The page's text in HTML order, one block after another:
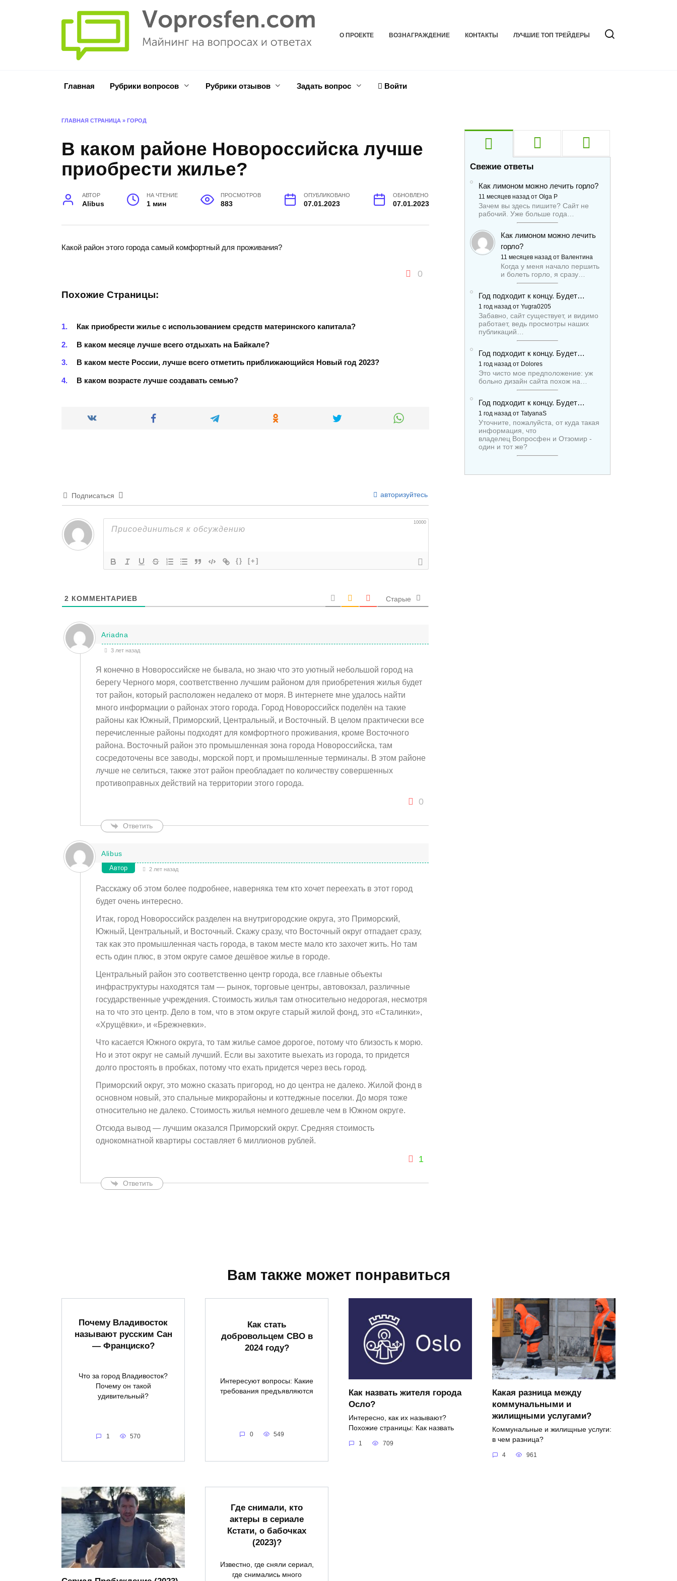
О ПРОЕКТЕ ВОЗНАГРАЖДЕНИЕ КОНТАКТЫ ЛУЧШИЕ ТОП ТРЕЙДЕРЫ
Главная Рубрики вопросов Рубрики отзывов Задать вопрос Войти
ГЛАВНАЯ СТРАНИЦА » ГОРОД
В каком районе Новороссийска лучше
приобрести жилье?
АВТОР
Alibus
НА ЧТЕНИЕ
1 мин
ПРОСМОТРОВ
883
ОПУБЛИКОВАНО
07.01.2023
ОБНОВЛЕНО
07.01.2023
Какой район этого города самый комфортный для проживания?
0
Похожие Страницы:
Как приобрести жилье с использованием средств материнского капитала?
В каком месяце лучше всего отдыхать на Байкале?
В каком месте России, лучше всего отметить приближающийся Новый год 2023?
В каком возрасте лучше создавать семью?
Подписаться авторизуйтесь
10000
{} [+]
2 КОММЕНТАРИЕВ Старые
Ariadna
3 лет назад
Я конечно в Новороссийске не бывала, но знаю что это уютный небольшой город на
берегу Черного моря, соответственно лучшим районом для приобретения жилья будет
тот район, который расположен недалеко от моря. В интернете мне удалось найти
много информации о районах этого города. Город Новороссийск поделён на такие
районы как Южный, Приморский, Центральный, и Восточный. В целом практически все
перечисленные районы подходят для комфортного проживания, кроме Восточного
района. Восточный район это промышленная зона города Новороссийска, там
сосредоточены все заводы, морской порт, и промышленные терминалы. В этом районе
лучше не селиться, также этот район преобладает по количеству совершенных
противоправных действий на территории этого города.
0
Ответить
Alibus
Автор 2 лет назад
Расскажу об этом более подробнее, наверняка тем кто хочет переехать в этот город
будет очень интересно.
Итак, город Новороссийск разделен на внутригородские округа, это Приморский,
Южный, Центральный, и Восточный. Скажу сразу, что Восточный округ отпадает сразу,
так как это промышленная часть города, в таком месте мало кто захочет жить. Но там
есть один плюс, в этом округе самое дешёвое жилье в городе.
Центральный район это соответственно центр города, все главные объекты
инфраструктуры находятся там — рынок, торговые центры, автовокзал, различные
государственные учреждения. Стоимость жилья там относительно недорогая, несмотря
на то что это центр. Дело в том, что в этом округе старый жилой фонд, это «Сталинки»,
«Хрущёвки», и «Брежневки».
Что касается Южного округа, то там жилье самое дорогое, потому что близость к морю.
Но и этот округ не самый лучший. Если вы захотите выехать из города, то придется
долго простоять в пробках, потому что ехать придется через весь город.
Приморский округ, это можно сказать пригород, но до центра не далеко. Жилой фонд в
основном новый, это спальные микрорайоны и коттеджные поселки. До моря тоже
относительно не далеко. Стоимость жилья немного дешевле чем в Южном округе.
Отсюда вывод — лучшим оказался Приморский округ. Средняя стоимость
однокомнатной квартиры составляет 6 миллионов рублей.
1
Ответить
Свежие ответы
Как лимоном можно лечить горло?
11 месяцев назад от Olga P
Зачем вы здесь пишите? Сайт не
рабочий. Уже больше года…
Как лимоном можно лечить
горло?
11 месяцев назад от Валентина
Когда у меня начало першить
и болеть горло, я сразу…
Год подходит к концу. Будет…
1 год назад от Yugra0205
Забавно, сайт существует, и видимо
работает, ведь просмотры наших
публикаций…
Год подходит к концу. Будет…
1 год назад от Dolores
Это чисто мое предположение: уж
больно дизайн сайта похож на…
Год подходит к концу. Будет…
1 год назад от TatyanaS
Уточните, пожалуйста, от куда такая
информация, что
владелец Вопросфен и Отзомир -
один и тот же?
Вам также может понравиться
Почему Владивосток
называют русским Сан
— Франциско?
Что за город Владивосток?
Почему он такой
удивительный?
1 570
Как стать
добровольцем СВО в
2024 году?
Интересуют вопросы: Какие
требования предъявляются
0 549
Как назвать жителя города
Осло?
Интересно, как их называют?
Похожие страницы: Как назвать
1 709
Какая разница между
коммунальными и
жилищными услугами?
Коммунальные и жилищные услуги:
в чем разница?
4 961
Где снимали, кто
актеры в сериале
Кстати, о бабочках
(2023)?
Известно, где сняли сериал,
где снимались много